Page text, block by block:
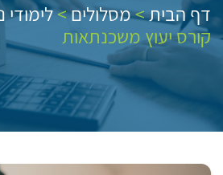
דף הבית>מסלולים>לימודי
קורס יעוץ משכנתאות